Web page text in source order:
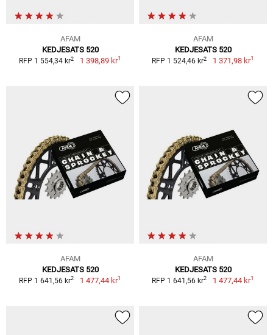
AFAM
KEDJESATS 520
RFP 1 554,34 kr2 1 398,89 kr1
AFAM
KEDJESATS 520
RFP 1 524,46 kr2 1 371,98 kr1
AFAM
KEDJESATS 520
RFP 1 641,56 kr2 1 477,44 kr1
AFAM
KEDJESATS 520
RFP 1 641,56 kr2 1 477,44 kr1